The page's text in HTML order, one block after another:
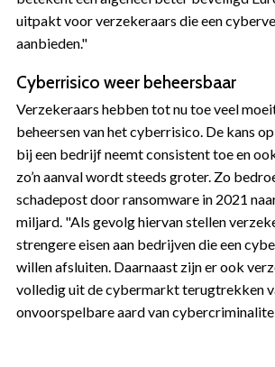
uitpakt voor verzekeraars die een
aanbieden."
Cyberrisico weer beheersbaar
Verzekeraars hebben tot nu toe veel
beheersen van het cyberrisico. De kans
bij een bedrijf neemt consistent toe en
zo’n aanval wordt steeds groter. Zo
schadepost door ransomware in 2021
miljard. "Als gevolg hiervan stellen
strengere eisen aan bedrijven die een
willen afsluiten. Daarnaast zijn er ook
volledig uit de cybermarkt terugtrekken
onvoorspelbare aard van